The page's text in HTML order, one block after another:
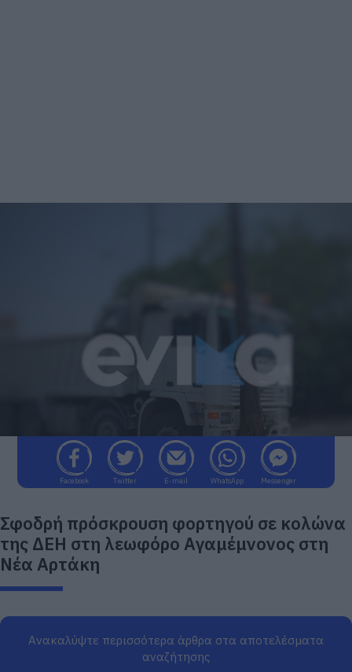
Facebook Twitter E-mail WhatsApp Messenger
Σφοδρή πρόσκρουση φορτηγού σε κολώνα
της ΔΕΗ στη λεωφόρο Αγαμέμνονος στη
Νέα Αρτάκη
Ανακαλύψτε περισσότερα άρθρα στα αποτελέσματα
αναζήτησης